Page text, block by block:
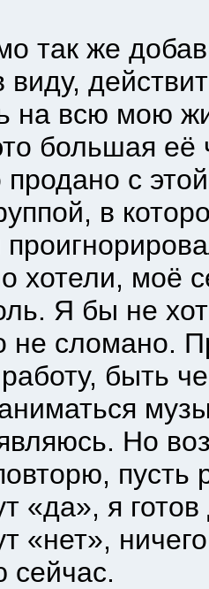
же
на всю мою
большая её
с
в
хотели, моё
Я бы не
не сломано.
быть
Но
«да», я
«нет»,
сейчас.